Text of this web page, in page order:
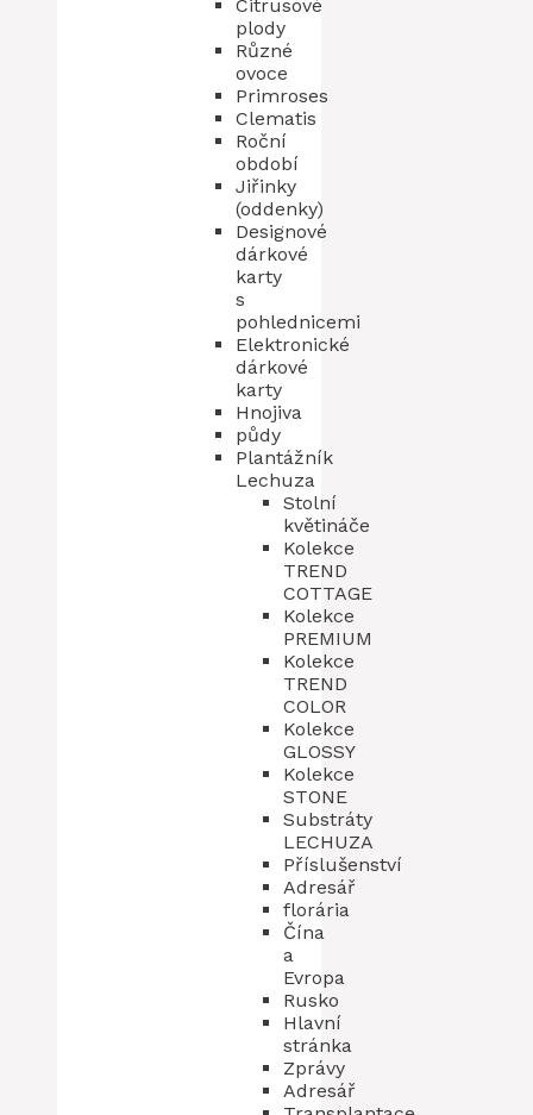
Citrusové
plody
Různé
ovoce
Primroses
Clematis
Roční
období
Jiřinky
(oddenky)
Designové
dárkové
karty
s
pohlednicemi
Elektronické
dárkové
karty
Hnojiva
půdy
Plantážník
Lechuza
Stolní
květináče
Kolekce
TREND
COTTAGE
Kolekce
PREMIUM
Kolekce
TREND
COLOR
Kolekce
GLOSSY
Kolekce
STONE
Substráty
LECHUZA
Příslušenství
Adresář
florária
Čína
a
Evropa
Rusko
Hlavní
stránka
Zprávy
Adresář